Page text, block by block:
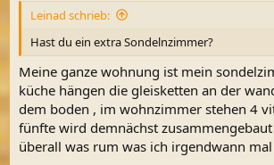
Leinad schrieb:
Hast du ein extra Sondelnzimmer?
Meine ganze wohnung ist mein
küche hängen die gleisketten an der
dem boden , im wohnzimmer stehen 4
fünfte wird demnächst
überall was rum was ich irgendwann